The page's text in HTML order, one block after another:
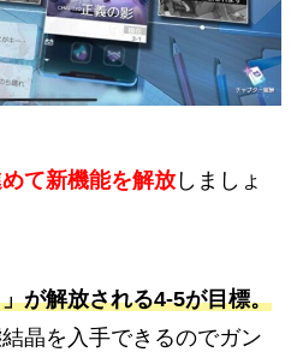
て新機能を解放しましょ
が解放される4-5が目標。
晶を入手できるのでガン